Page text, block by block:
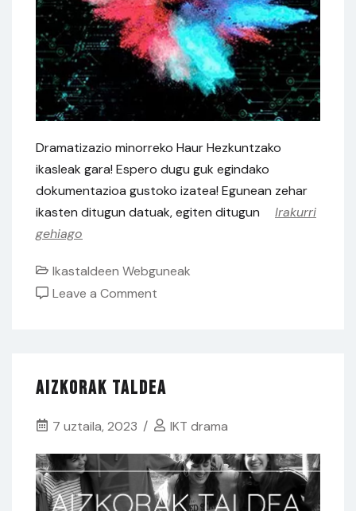
Dramatizazio minorreko Haur Hezkuntzako
ikasleak gara! Espero dugu guk egindako
dokumentazioa gustoko izatea! Egunean zehar
ikasten ditugun datuak, egiten ditugun
Irakurri
gehiago
Ikastaldeen Webguneak
Leave a Comment
Aizkorak Taldea
7 uztaila, 2023 IKT drama